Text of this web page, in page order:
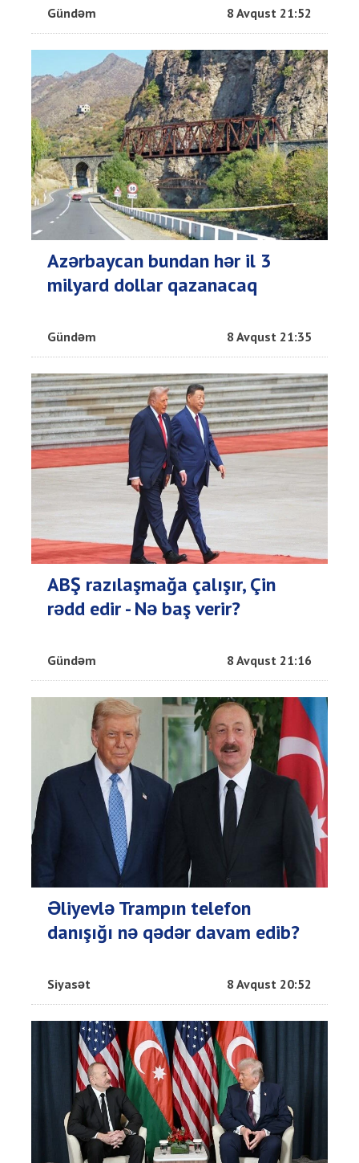
Gündəm 8 Avqust 21:52
Azərbaycan bundan hər il 3
milyard dollar qazanacaq
Gündəm 8 Avqust 21:35
ABŞ razılaşmağa çalışır, Çin
rədd edir - Nə baş verir?
Gündəm 8 Avqust 21:16
Əliyevlə Trampın telefon
danışığı nə qədər davam edib?
Siyasət 8 Avqust 20:52